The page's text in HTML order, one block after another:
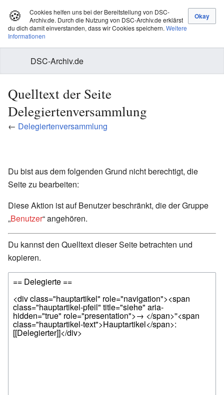
🍪
Cookies helfen uns bei der Bereitstellung von DSC-
Archiv.de. Durch die Nutzung von DSC-Archiv.de erklärst
du dich damit einverstanden, dass wir Cookies speichern. Weitere
Informationen
DSC-Archiv.de
Quelltext der Seite
Delegiertenversammlung
← Delegiertenversammlung
Du bist aus dem folgenden Grund nicht berechtigt, die
Seite zu bearbeiten:
Diese Aktion ist auf Benutzer beschränkt, die der Gruppe
„Benutzer“ angehören.
Du kannst den Quelltext dieser Seite betrachten und
kopieren.